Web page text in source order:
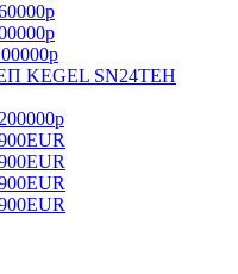
KEGEL SN24TEH